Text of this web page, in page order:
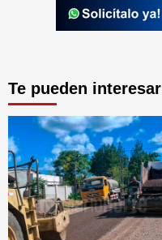
Te pueden interesar